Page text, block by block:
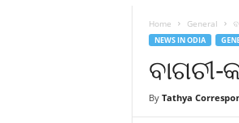
Home General
NEWS IN ODIA
By Tathya